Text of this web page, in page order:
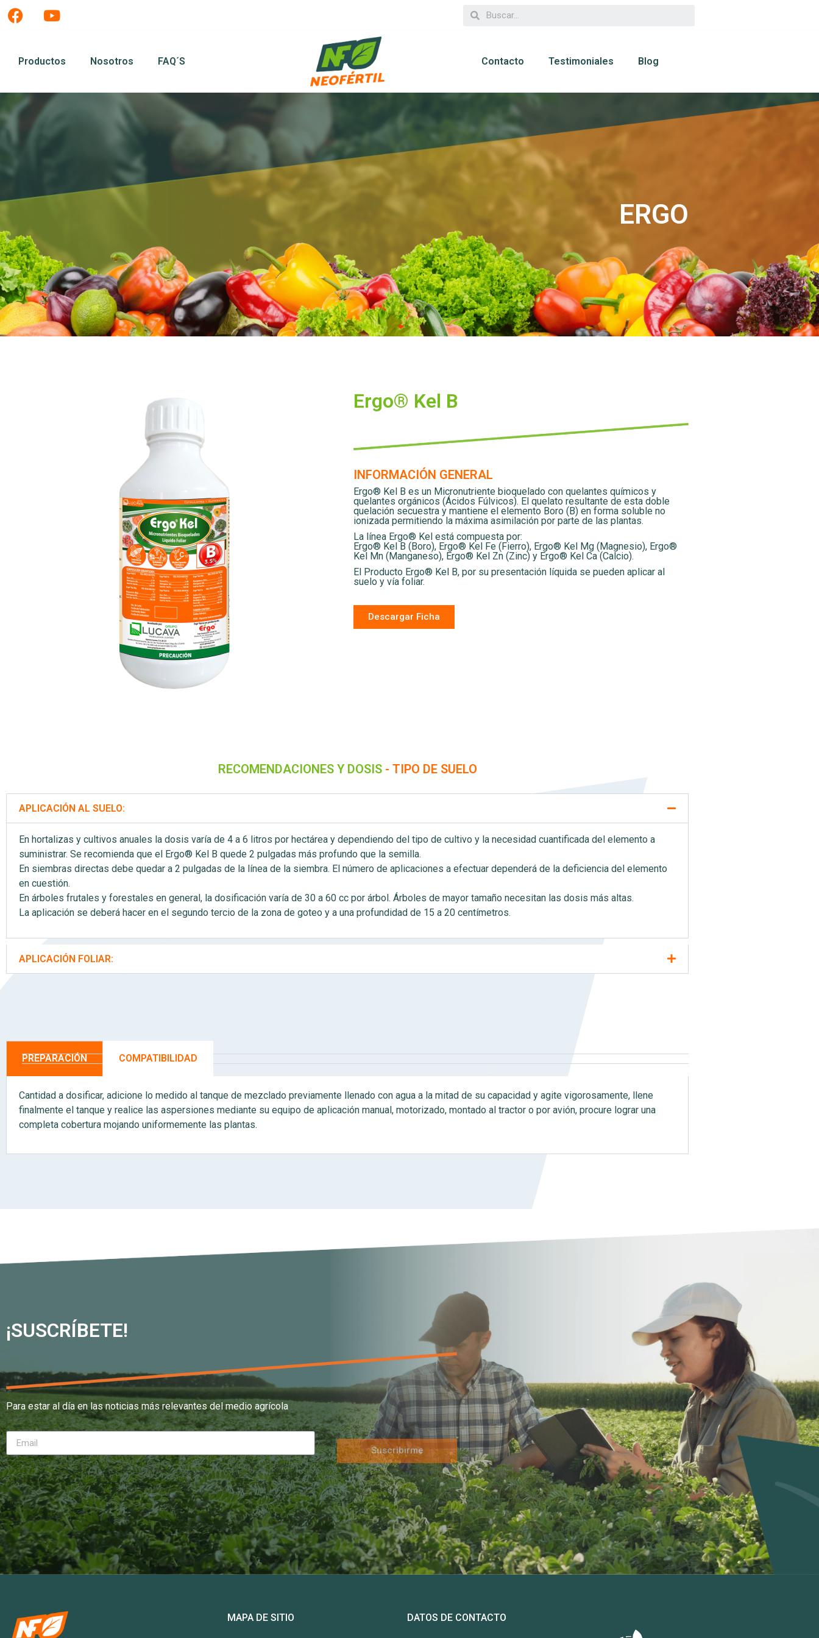
Productos Nosotros FAQ´s Contacto Testimoniales Blog
ERGO
Ergo® Kel B
INFORMACIÓN GENERAL
Ergo® Kel B es un Micronutriente bioquelado con quelantes químicos y
quelantes orgánicos (Ácidos Fúlvicos). El quelato resultante de esta doble
quelación secuestra y mantiene el elemento Boro (B) en forma soluble no
ionizada permitiendo la máxima asimilación por parte de las plantas.
La línea Ergo® Kel está compuesta por:
Ergo® Kel B (Boro), Ergo® Kel Fe (Fierro), Ergo® Kel Mg (Magnesio), Ergo®
Kel Mn (Manganeso), Ergo® Kel Zn (Zinc) y Ergo® Kel Ca (Calcio).
El Producto Ergo® Kel B, por su presentación líquida se pueden aplicar al
suelo y vía foliar.
Descargar Ficha
RECOMENDACIONES Y DOSIS - TIPO DE SUELO
APLICACIÓN AL SUELO:
En hortalizas y cultivos anuales la dosis varía de 4 a 6 litros por hectárea y dependiendo del tipo de cultivo y la necesidad cuantificada del elemento a
suministrar. Se recomienda que el Ergo® Kel B quede 2 pulgadas más profundo que la semilla.
En siembras directas debe quedar a 2 pulgadas de la línea de la siembra. El número de aplicaciones a efectuar dependerá de la deficiencia del elemento
en cuestión.
En árboles frutales y forestales en general, la dosificación varía de 30 a 60 cc por árbol. Árboles de mayor tamaño necesitan las dosis más altas.
La aplicación se deberá hacer en el segundo tercio de la zona de goteo y a una profundidad de 15 a 20 centímetros.
APLICACIÓN FOLIAR:
PREPARACIÓN COMPATIBILIDAD
Cantidad a dosificar, adicione lo medido al tanque de mezclado previamente llenado con agua a la mitad de su capacidad y agite vigorosamente, llene
finalmente el tanque y realice las aspersiones mediante su equipo de aplicación manual, motorizado, montado al tractor o por avión, procure lograr una
completa cobertura mojando uniformemente las plantas.
¡SUSCRÍBETE!
Para estar al día en las noticias más relevantes del medio agrícola
Suscribirme
MAPA DE SITIO DATOS DE CONTACTO